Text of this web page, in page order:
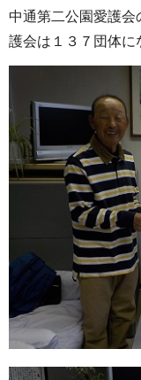
中通第二公園愛護会
護会は１３７団体に